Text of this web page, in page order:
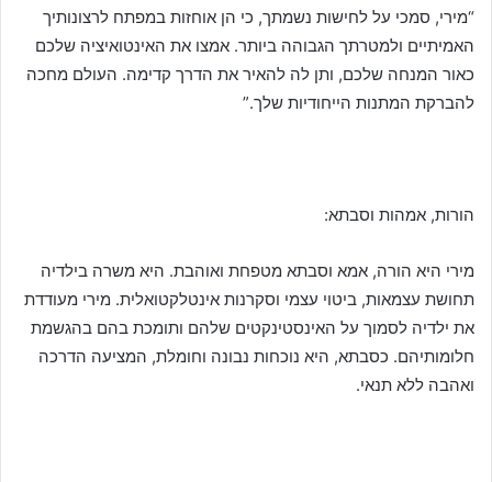
“מירי, סמכי על לחישות נשמתך, כי הן אוחזות במפתח לרצונותיך
האמיתיים ולמטרתך הגבוהה ביותר. אמצו את האינטואיציה שלכם
כאור המנחה שלכם, ותן לה להאיר את הדרך קדימה. העולם מחכה
להברקת המתנות הייחודיות שלך.”
הורות, אמהות וסבתא:
מירי היא הורה, אמא וסבתא מטפחת ואוהבת. היא משרה בילדיה
תחושת עצמאות, ביטוי עצמי וסקרנות אינטלקטואלית. מירי מעודדת
את ילדיה לסמוך על האינסטינקטים שלהם ותומכת בהם בהגשמת
חלומותיהם. כסבתא, היא נוכחות נבונה וחומלת, המציעה הדרכה
ואהבה ללא תנאי.